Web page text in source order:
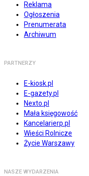
Reklama
Ogłoszenia
Prenumerata
Archiwum
PARTNERZY
E-kiosk.pl
E-gazety.pl
Nexto.pl
Mała księgowość
Kancelarierp.pl
Wieści Rolnicze
Życie Warszawy
NASZE WYDARZENIA